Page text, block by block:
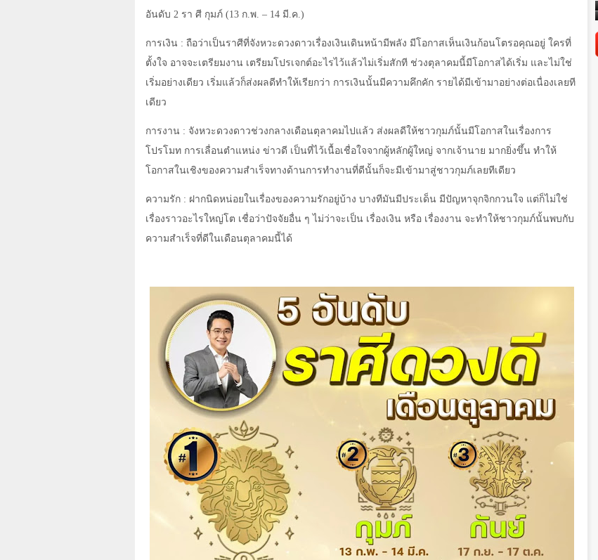
อันดับ 2 รา ศี กุมภ์ (13 ก.พ. – 14 มี.ค.)
การเงิน : ถือว่าเป็นราศีที่จังหวะดวงดาวเรื่องเงินเดินหน้ามีพลัง มีโอกาสเห็นเงินก้อนโตรอคุณอยู่ ใครที่
ตั้งใจ อาจจะเตรียมงาน เตรียมโปรเจกต์อะไรไว้แล้วไม่เริ่มสักที ช่วงตุลาคมนี้มีโอกาสได้เริ่ม และไม่ใช่
เริ่มอย่างเดียว เริ่มแล้วก็ส่งผลดีทำให้เรียกว่า การเงินนั้นมีความคึกคัก รายได้มีเข้ามาอย่างต่อเนื่องเลยที
เดียว
การงาน : จังหวะดวงดาวช่วงกลางเดือนตุลาคมไปแล้ว ส่งผลดีให้ชาวกุมภ์นั้นมีโอกาสในเรื่องการ
โปรโมท การเลื่อนตำแหน่ง ข่าวดี เป็นที่ไว้เนื้อเชื่อใจจากผู้หลักผู้ใหญ่ จากเจ้านาย มากยิ่งขึ้น ทำให้
โอกาสในเชิงของความสำเร็จทางด้านการทำงานที่ดีนั้นก็จะมีเข้ามาสู่ชาวกุมภ์เลยทีเดียว
ความรัก : ฝากนิดหน่อยในเรื่องของความรักอยู่บ้าง บางทีมันมีประเด็น มีปัญหาจุกจิกกวนใจ แต่ก็ไม่ใช่
เรื่องราวอะไรใหญ่โต เชื่อว่าปัจจัยอื่น ๆ ไม่ว่าจะเป็น เรื่องเงิน หรือ เรื่องงาน จะทำให้ชาวกุมภ์นั้นพบกับ
ความสำเร็จที่ดีในเดือนตุลาคมนี้ได้